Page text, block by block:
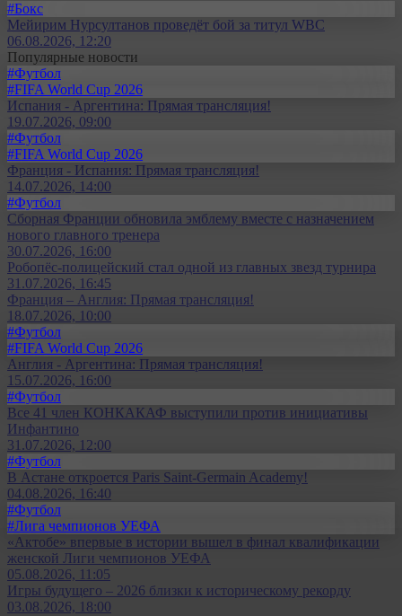
#Бокс
Мейирим Нурсултанов проведёт бой за титул WBC
06.08.2026, 12:20
Популярные новости
#Футбол
#FIFA World Cup 2026
Испания - Аргентина: Прямая трансляция!
19.07.2026, 09:00
#Футбол
#FIFA World Cup 2026
Франция - Испания: Прямая трансляция!
14.07.2026, 14:00
#Футбол
Сборная Франции обновила эмблему вместе с назначением
нового главного тренера
30.07.2026, 16:00
Робопёс-полицейский стал одной из главных звезд турнира
31.07.2026, 16:45
Франция – Англия: Прямая трансляция!
18.07.2026, 10:00
#Футбол
#FIFA World Cup 2026
Англия - Аргентина: Прямая трансляция!
15.07.2026, 16:00
#Футбол
Все 41 член КОНКАКАФ выступили против инициативы
Инфантино
31.07.2026, 12:00
#Футбол
В Астане откроется Paris Saint-Germain Academy!
04.08.2026, 16:40
#Футбол
#Лига чемпионов УЕФА
«Актобе» впервые в истории вышел в финал квалификации
женской Лиги чемпионов УЕФА
05.08.2026, 11:05
Игры будущего – 2026 близки к историческому рекорду
03.08.2026, 18:00